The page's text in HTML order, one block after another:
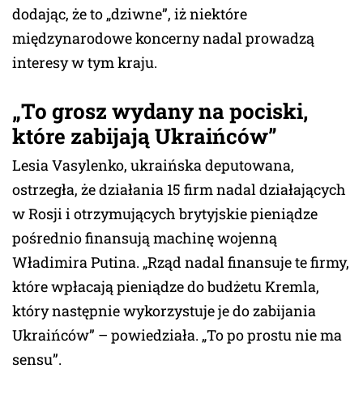
dodając, że to „dziwne”, iż niektóre
międzynarodowe koncerny nadal prowadzą
interesy w tym kraju.
„To grosz wydany na pociski,
które zabijają Ukraińców”
Lesia Vasylenko, ukraińska deputowana,
ostrzegła, że działania 15 firm nadal działających
w Rosji i otrzymujących brytyjskie pieniądze
pośrednio finansują machinę wojenną
Władimira Putina. „Rząd nadal finansuje te firmy,
które wpłacają pieniądze do budżetu Kremla,
który następnie wykorzystuje je do zabijania
Ukraińców” – powiedziała. „To po prostu nie ma
sensu”.